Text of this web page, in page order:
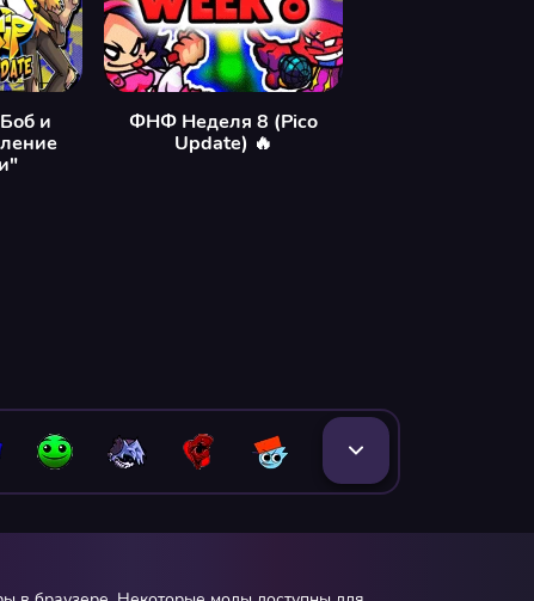
и
ФНФ Неделя 8 (Pico
Update) 🔥